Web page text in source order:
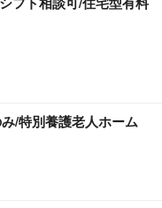
/特別養護老人ホーム